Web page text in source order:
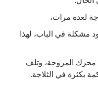
لعدة مرات،
مشكلة في الباب، لهذا
المروحة، وتلف
بكثرة في الثلاجة.